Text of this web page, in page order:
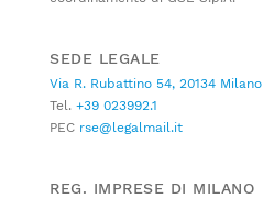
SEDE LEGALE
Via R. Rubattino 54, 20134 Milano
Tel. +39 023992.1
PEC rse@legalmail.it
REG. IMPRESE DI MILANO